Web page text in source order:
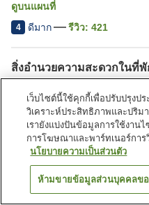
ดูบนแผนที่
4 ดีมาก รีวิว: 421
สิ่งอำนวยความสะดวกในที่พั
ร้านอาหาร
หน้าแรก ญี่ปุ่น อิชิคาวะ
ค้นห
เว็บไซต์นี้ใช้คุกกี้เพื่อปรับปรุงป
วิเคราะห์ประสิทธิภาพและปริม
เรายังแบ่งปันข้อมูลการใช้งาน
การโฆษณาและพาร์ทเนอร์การ
นโยบายความเป็นส่วนตัว
ห้ามขายข้อมูลส่วนบุคคลข